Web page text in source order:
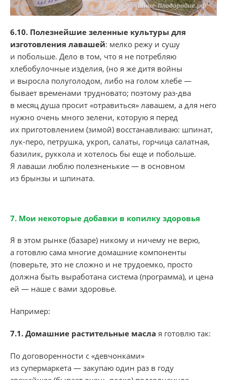
6.10. Полезнейшие зеленные культуры для
изготовления лавашей: мелко режу и сушу
и побольше. Дело в том, что я не потребляю
хлебобулочные изделия, (но я же дитя войны
и выросла полуголодом, либо на голом хлебе —
бывает временами трудновато; поэтому раз-два
в месяц душа просит «отравиться» лавашем, а для него
нужно очень много зелени, которую я перед
их приготовлением (зимой) восстанавливаю: шпинат,
лук-перо, петрушка, укроп, салаты, горчица салатная,
базилик, руккола и хотелось бы еще и побольше.
Я лаваши люблю полезненькие — в основном
из брынзы и шпината.
7. Мои некоторые добавки в копилку здоровья
Я в этом рынке (базаре) никому и ничему не верю,
а готовлю сама многие домашние компоненты
(поверьте, это не сложно и не трудоемко, просто
должна быть выработана система (программа), и цена
ей — наше с вами здоровье.
Например:
7.1. Домашние растительные масла я готовлю так:
По договоренности с «девчонками»
из супермаркета — закупаю один раз в году